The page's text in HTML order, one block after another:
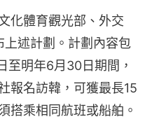
化體育觀光部、外交
述計劃。計劃內容包
至明年6月30日期間，
報名訪韓，可獲最長15
搭乘相同航班或船舶。